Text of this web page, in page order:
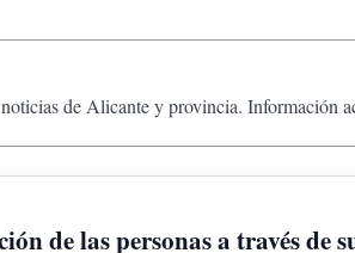
de Alicante y provincia. Información
de las personas a través de